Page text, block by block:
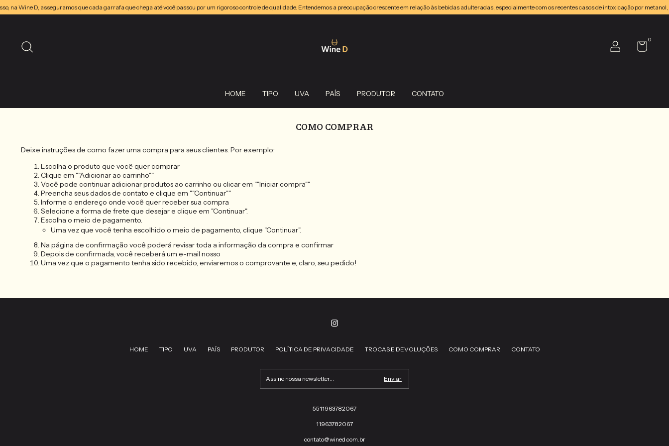
na Wine D, asseguramos que cada garrafa que chega até você passou por um rigoroso controle de qualidade. Entendemos a preocupação crescente em relação às bebidas adulteradas, especialmente com os recentes casos de intoxicação por
0
HOME TIPO UVA PAÍS PRODUTOR CONTATO
COMO COMPRAR
Deixe instruções de como fazer uma compra para seus clientes. Por exemplo:
Escolha o produto que você quer comprar
Clique em ""Adicionar ao carrinho""
Você pode continuar adicionar produtos ao carrinho ou clicar em ""Iniciar compra""
Preencha seus dados de contato e clique em ""Continuar""
Informe o endereço onde você quer receber sua compra
Selecione a forma de frete que desejar e clique em "Continuar".
Escolha o meio de pagamento.
Uma vez que você tenha escolhido o meio de pagamento, clique "Continuar".
Na página de confirmação você poderá revisar toda a informação da compra e confirmar
Depois de confirmada, você receberá um e-mail nosso
Uma vez que o pagamento tenha sido recebido, enviaremos o comprovante e, claro, seu pedido!
HOME TIPO UVA PAÍS PRODUTOR POLÍTICA DE PRIVACIDADE TROCAS E DEVOLUÇÕES COMO COMPRAR CONTATO
5511963782067
11963782067
contato@wined.com.br